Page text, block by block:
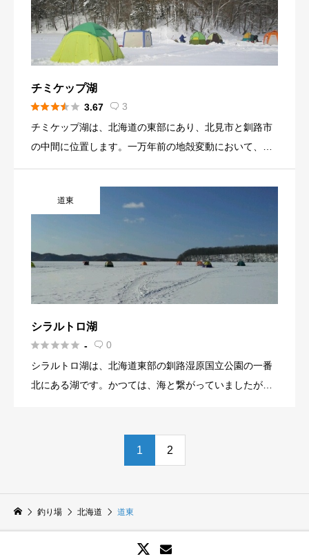
ました。このダムの運用以降、豪雨や融雪時の洪水対策
で水害の被害を軽減させてきました。山間部で、幹線道
路が走っていないことや、携帯電話の電波がサポートで
きていない場所でもあるので、ここを訪れる際は、事前
に準備と確認を行ってください。また、緊急時について
も、市街地から遠いため時間が掛かることがあるので、
安全面に配慮して釣りを行ってください。 湖畔は、森林
に囲まれていて、自然と調和のとれた環境となっていま
ントを張ってワカサギ釣りを楽しまれている方が多くい
らっしゃいます。北海道の山間部で極寒の環境でもある
ので、無理をしないで楽しんでください。 冬季のワカサ
ギ釣り期間中に、「おけと湖氷上釣り大会」が開催され
ます。参加料や事前登録が必要ですが、ワカサギ釣りの
腕を試す機会かもしれません。近隣の方は、参加を検討
チミケップ湖
 3.67  3
チミケップ湖は、北海道の東部にあり、北見市と釧路市
の中間に位置します。一万年前の地殻変動において、谷
水が流れる所」と言う名称で今に至っています。 周辺
に、観光地として有名な阿寒湖、屈斜路湖があること
と、チミケップ湖にアクセスする際、幹線道路が近くに
ないことで交通の便が悪いため、隠れた穴場となってい
ます。 水質は、貧～中栄養湖とされているので、栄養価
がいい水質ではありませんが、環境に適合するワカサギ
が生息できる環境となっています。 夏季には、絶滅危惧
種のヤチウグイ、ニジマス、ヒメマス、冬季は、ワカサ
ギ釣りで多くの方が訪れます。ヒメマスは、阿寒湖とチ
ミケップ湖が原産でしたが、数が減少したことで、種の
繁殖をするために、他から持ち込まれた経緯もありま
ついたようです。交通の便が悪いため観光地の様な賑わ
いはありません。そのため、鹿が生息しやすい環境でも
道東
シラルトロ湖
 -  0
シラルトロ湖は、北海道東部の釧路湿原国立公園の一番
北にある湖です。かつては、海と繋がっていましたが海
1 2
釣り場 北海道 道東